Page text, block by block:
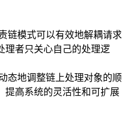
链模式可以有效地解耦请求
理者只关心自己的处理逻
态地调整链上处理对象的顺
提高系统的灵活性和可扩展